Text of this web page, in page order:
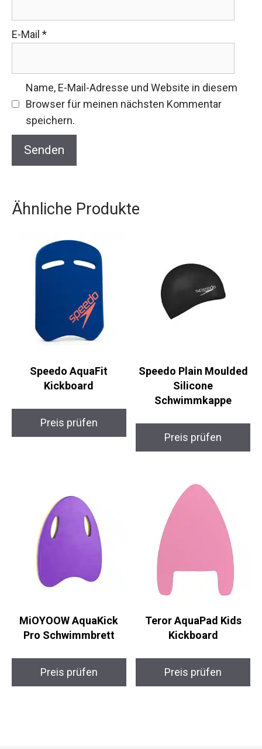
E-Mail *
Name, E-Mail-Adresse und Website in diesem
Browser für meinen nächsten Kommentar
speichern.
Ähnliche Produkte
Speedo AquaFit
Kickboard
Preis prüfen
Speedo Plain Moulded
Silicone
Schwimmkappe
Preis prüfen
MiOYOOW AquaKick
Pro Schwimmbrett
Preis prüfen
Teror AquaPad Kids
Kickboard
Preis prüfen